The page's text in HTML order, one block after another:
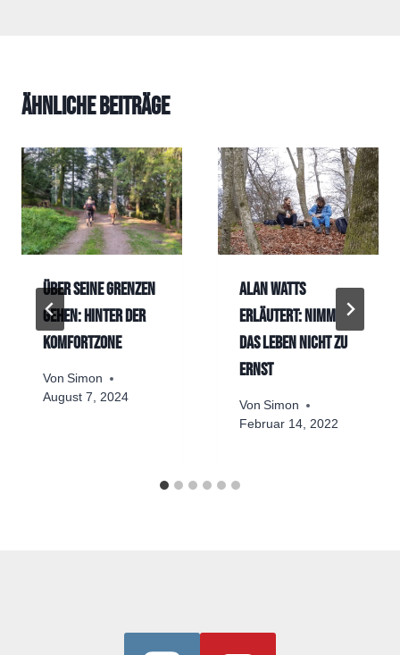
Ähnliche Beiträge
Über seine Grenzen
gehen: Hinter der
Komfortzone
Von Simon
August 7, 2024
Alan Watts
erläutert: Nimm
das Leben nicht zu
ernst
Von Simon
Februar 14, 2022